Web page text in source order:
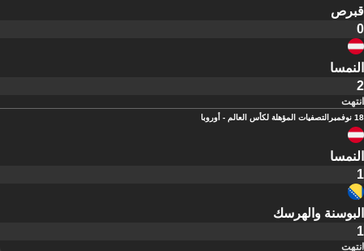
قبرص
0
النمسا
2
انتهت
18 نوفمبر التصفيات المؤهلة لكأس العالم - أوروبا
النمسا
1
البوسنة والهرسك
1
انتهت